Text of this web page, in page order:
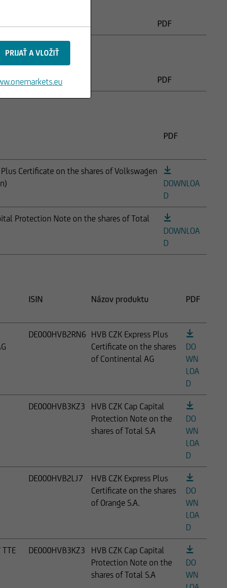
PDF
Názov produktu PDF
PDF
Plus Certificate on the shares of Volkswagen
DOWNLOA
D
Protection Note on the shares of Total
DOWNLOA
D
ISIN Názov produktu PDF
DE000HVB2RN6 HVB CZK Express Plus
Certificate on the shares
of Continental AG
DO
WN
LOA
D
DE000HVB3KZ3
HVB CZK Cap Capital
Protection Note on the
shares of Total S.A
DO
WN
LOA
D
DE000HVB2LJ7
HVB CZK Express Plus
Certificate on the shares
of Orange S.A.
DO
WN
LOA
D
DE000HVB3KZ3
HVB CZK Cap Capital
Protection Note on the
shares of Total S.A
DO
WN